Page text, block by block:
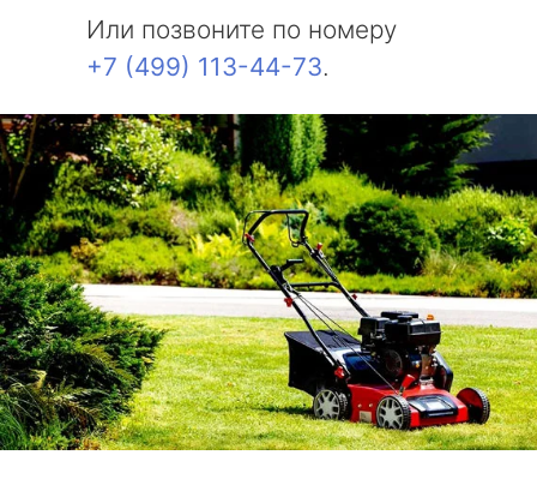
Или позвоните по номеру
+7 (499) 113-44-73.